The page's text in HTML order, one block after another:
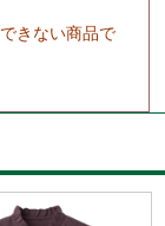
きない商品で